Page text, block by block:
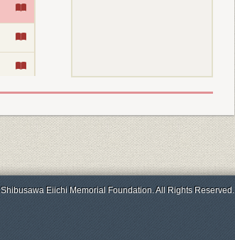
Eiichi Memorial Foundation. All Rights Reserved.